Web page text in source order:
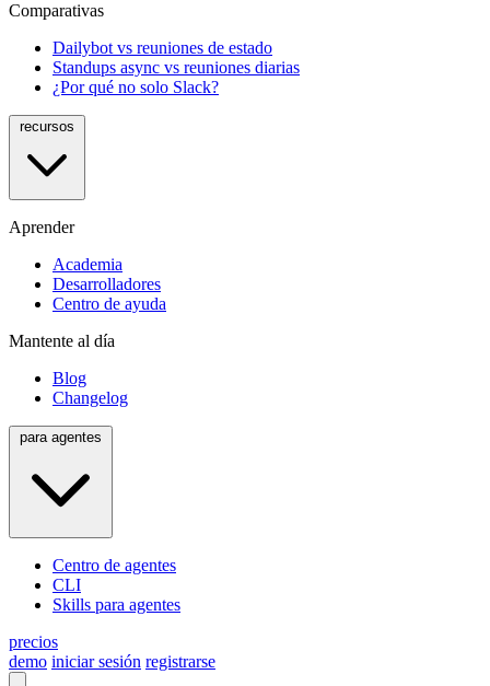
Comparativas
Dailybot vs reuniones de estado
Standups async vs reuniones diarias
¿Por qué no solo Slack?
Aprender
Academia
Desarrolladores
Centro de ayuda
Mantente al día
Blog
Changelog
Centro de agentes
CLI
Skills para agentes
precios
demo iniciar sesión registrarse